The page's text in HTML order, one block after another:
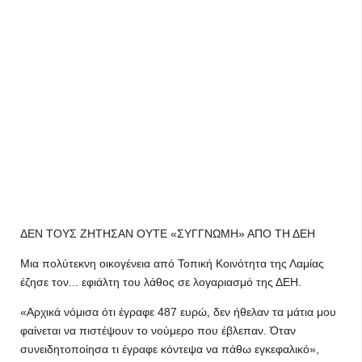
ΔΕΝ ΤΟΥΣ ΖΗΤΗΣΑΝ ΟΥΤΕ «ΣΥΓΓΝΩΜΗ» ΑΠΟ ΤΗ ΔΕΗ
Μια πολύτεκνη οικογένεια από Τοπική Κοινότητα της Λαμίας
έζησε τον... εφιάλτη του λάθος σε λογαριασμό της ΔΕΗ.
«Αρχικά νόμισα ότι έγραφε 487 ευρώ, δεν ήθελαν τα μάτια μου
φαίνεται να πιστέψουν το νούμερο που έβλεπαν. Όταν
συνειδητοποίησα τι έγραφε κόντεψα να πάθω εγκεφαλικό»,